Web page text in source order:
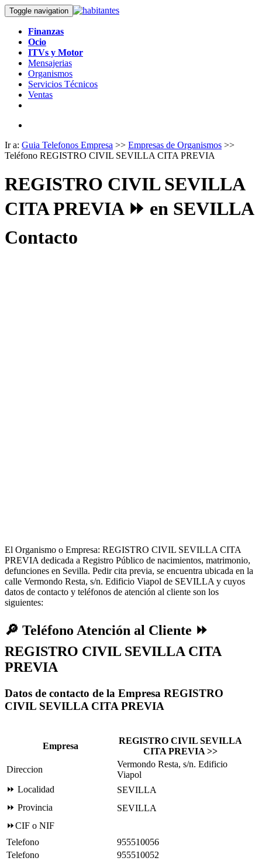
Toggle navigation
Finanzas
Ocio
ITVs y Motor
Mensajerias
Organismos
Servicios Técnicos
Ventas
Ir a: Guia Telefonos Empresa >> Empresas de Organismos >>
Teléfono REGISTRO CIVIL SEVILLA CITA PREVIA
REGISTRO CIVIL SEVILLA
CITA PREVIA ⏩ en SEVILLA
Contacto
El Organismo o Empresa: REGISTRO CIVIL SEVILLA CITA
PREVIA dedicada a Registro Público de nacimientos, matrimonio,
defunciones en Sevilla. Pedir cita previa, se encuentra ubicada en la
calle Vermondo Resta, s/n. Edificio Viapol de SEVILLA y cuyos
datos de contacto y teléfonos de atención al cliente son los
siguientes:
🔎 Teléfono Atención al Cliente ⏩
REGISTRO CIVIL SEVILLA CITA
PREVIA
Datos de contacto de la Empresa REGISTRO
CIVIL SEVILLA CITA PREVIA
Empresa
REGISTRO CIVIL SEVILLA
CITA PREVIA >>
Direccion
Vermondo Resta, s/n. Edificio
Viapol
⏩ Localidad
SEVILLA
⏩ Provincia
SEVILLA
⏩CIF o NIF
Telefono
955510056
Telefono
955510052